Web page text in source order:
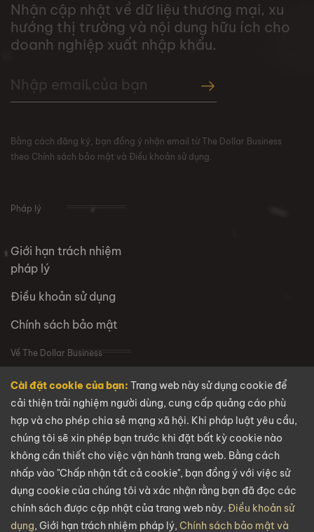
Nhận cập nhật về dữ liệu thương mại, xu
hướng thị trường và nội dung hữu ích cho
doanh nghiệp xuất nhập khẩu.
Bằng cách đăng ký, bạn đồng ý nhận email từ The Dollar Business
theo Chính sách bảo mật và Điều khoản sử dụng.
Pháp lý
Giới hạn trách nhiệm
pháp lý
Điều khoản sử dụng
Chính sách bảo mật
Về The Dollar Business
VỀ CHÚNG TÔI
Câu hỏi thường gặp
Tuyển dụng
Liên hệ
Email
Cài đặt cookie của bạn: Trang web này sử dụng cookie để
cải thiện trải nghiệm người dùng, cung cấp quảng cáo phù
hợp và cho phép chia sẻ mạng xã hội. Khi pháp luật yêu cầu,
chúng tôi sẽ xin phép bạn trước khi đặt bất kỳ cookie nào
không cần thiết cho việc vận hành trang web. Bằng cách
nhấp vào "Chấp nhận tất cả cookie", bạn đồng ý với việc sử
dụng cookie của chúng tôi và xác nhận rằng bạn đã đọc các
chính sách được cập nhật của trang web này. Điều khoản sử
dụng, Giới hạn trách nhiệm pháp lý, Chính sách bảo mật và